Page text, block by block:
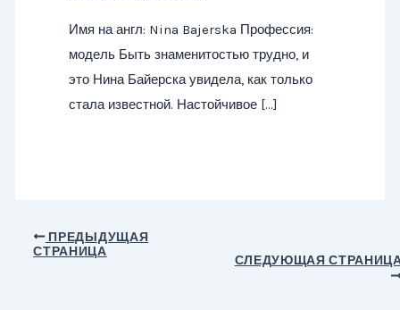
Имя на англ: Nina Bajerska Профессия:
модель Быть знаменитостью трудно, и
это Нина Байерска увидела, как только
стала известной. Настойчивое […]
Навигация
ПРЕДЫДУЩАЯ
СТРАНИЦА
СЛЕДУЮЩАЯ